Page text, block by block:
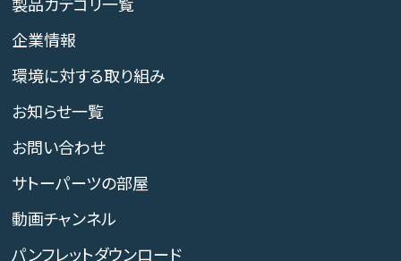
企業情報
環境に対する取り組み
お知らせ一覧
お問い合わせ
サトーパーツの部屋
動画チャンネル
パンフレットダウンロード